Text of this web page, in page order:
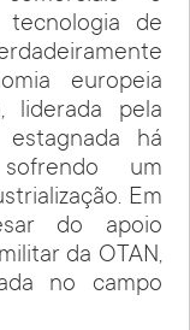
de
europeia
liderada pela
há
um
Em
do apoio
da OTAN,
no campo